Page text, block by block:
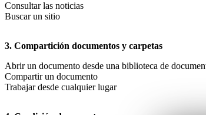
Consultar las noticias
Buscar un sitio
3. Compartición documentos y carpetas
Abrir un documento desde una biblioteca de
Compartir un documento
Trabajar desde cualquier lugar